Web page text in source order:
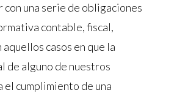
con una serie de obligaciones
contable, fiscal,
aquellos casos en que la
de alguno de nuestros
cumplimiento de una